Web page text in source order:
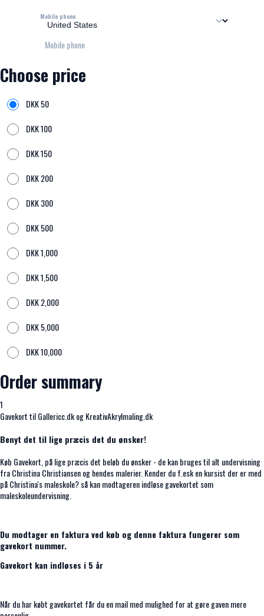
Mobile phone
Mobile phone
Choose price
DKK50
DKK100
DKK150
DKK200
DKK300
DKK500
DKK1,000
DKK1,500
DKK2,000
DKK5,000
DKK10,000
Order summary
1
Gavekort til Gallericc.dk og KreativAkrylmaling.dk
Benyt det til lige præcis det du ønsker!
Køb Gavekort, på lige præcis det beløb du ønsker - de kan bruges til alt undervisning
fra Christina Christiansen og hendes malerier. Kender du f.esk en kursist der er med
på Christina's maleskole? så kan modtageren indløse gavekortet som
maleskoleundervisning.
Du modtager en faktura ved køb og denne faktura fungerer som
gavekort nummer.
Gavekort kan indløses i 5 år
Når du har købt gavekortet får du en mail med mulighed for at gøre gaven mere